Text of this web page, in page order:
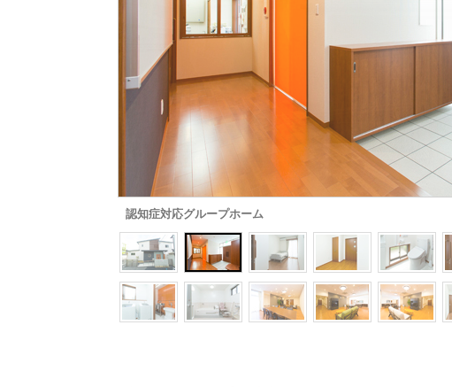
認知症対応グループホーム